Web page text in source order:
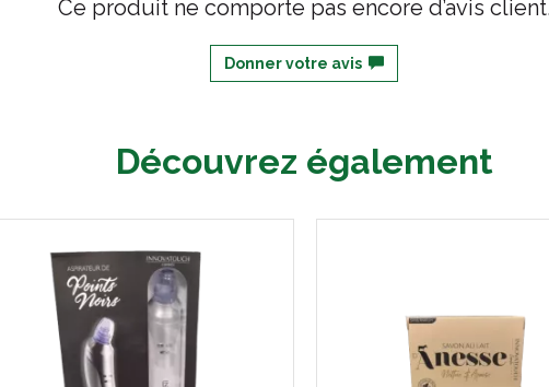
Ce produit ne comporte pas encore d’avis
Donner votre avis
Découvrez également